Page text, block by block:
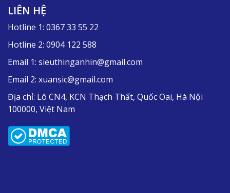
LIÊN HỆ
Hotline 1: 0367 33 55 22
Hotline 2: 0904 122 588
Email 1: sieuthinganhin@gmail.com
Email 2: xuansic@gmail.com
Địa chỉ: Lô CN4, KCN Thạch Thất, Quốc Oai, Hà Nội
100000, Việt Nam